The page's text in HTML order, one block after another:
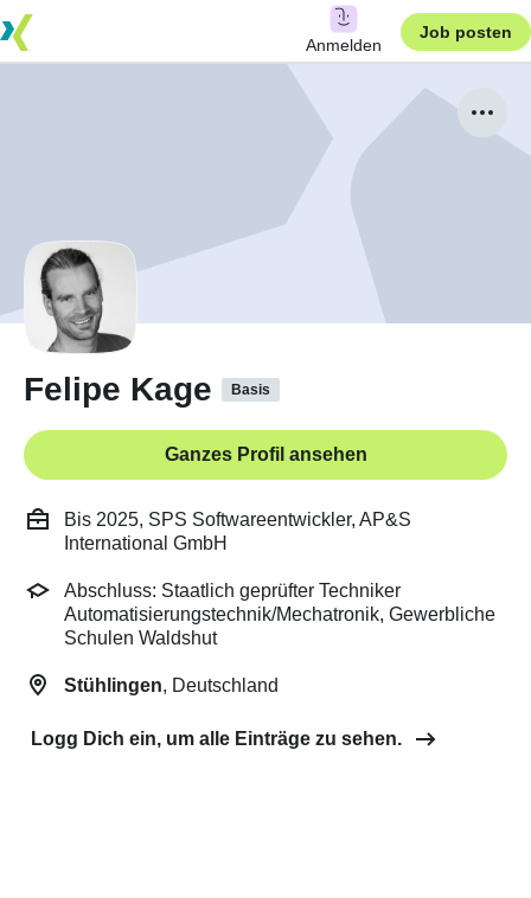
Anmelden
Job posten
Felipe Kage Basis
Ganzes Profil ansehen
Bis 2025, SPS Softwareentwickler, AP&S
International GmbH
Abschluss: Staatlich geprüfter Techniker
Automatisierungstechnik/Mechatronik, Gewerbliche
Schulen Waldshut
Stühlingen, Deutschland
Logg Dich ein, um alle Einträge zu sehen.